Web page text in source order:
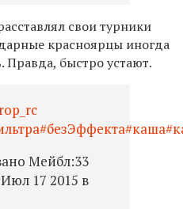
свои турники
красноярцы иногда
Правда, быстро устают.
Мейбл:33
17 2015 в